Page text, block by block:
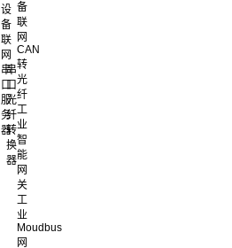
设
备
联
网
串
口
服
务
器
串
口
光
纤
转
换
器
备
联
网
CAN
转
光
纤
工
业
智
能
网
关
工
业
Moudbus
网